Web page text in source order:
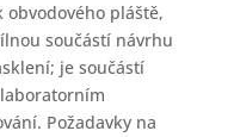
obvodového pláště,
součástí návrhu
je součástí
Požadavky na